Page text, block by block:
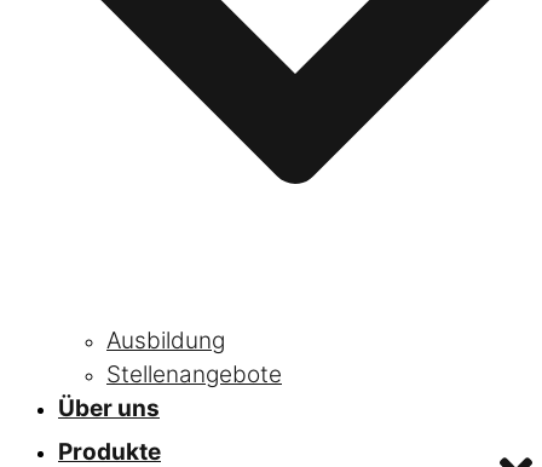
Ausbildung
Stellenangebote
Über uns
Produkte